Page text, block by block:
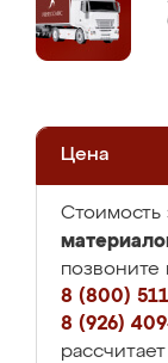
Цена
Стоимость
8 (800)
8 (926)